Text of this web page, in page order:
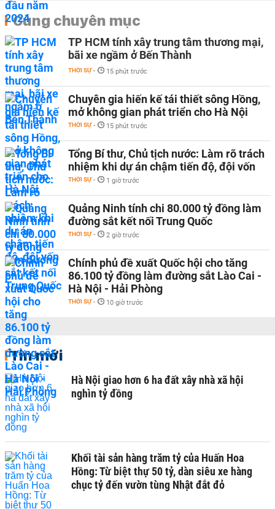
Cùng chuyên mục
TP HCM tính xây trung tâm thương mại,
bãi xe ngầm ở Bến Thành
THỜI SỰ - 15 phút trước
Chuyên gia hiến kế tái thiết sông Hồng,
mở không gian phát triển cho Hà Nội
THỜI SỰ - 15 phút trước
Tổng Bí thư, Chủ tịch nước: Làm rõ trách
nhiệm khi dự án chậm tiến độ, đội vốn
THỜI SỰ - 1 giờ trước
Quảng Ninh tính chi 80.000 tỷ đồng làm
đường sắt kết nối Trung Quốc
THỜI SỰ - 2 giờ trước
Chính phủ đề xuất Quốc hội cho tăng
86.100 tỷ đồng làm đường sắt Lào Cai -
Hà Nội - Hải Phòng
THỜI SỰ - 10 giờ trước
Tin mới
Hà Nội giao hơn 6 ha đất xây nhà xã hội
nghìn tỷ đồng
Khối tài sản hàng trăm tỷ của Huấn Hoa
Hồng: Từ biệt thự 50 tỷ, dàn siêu xe hàng
chục tỷ đến vườn tùng Nhật đắt đỏ